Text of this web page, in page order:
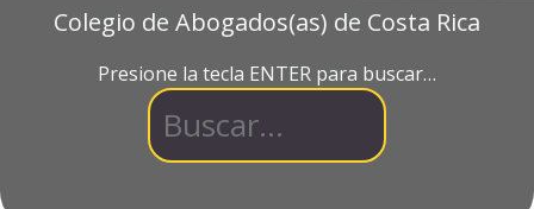
Colegio de Abogados(as) de Costa Rica
Presione la tecla ENTER para buscar…